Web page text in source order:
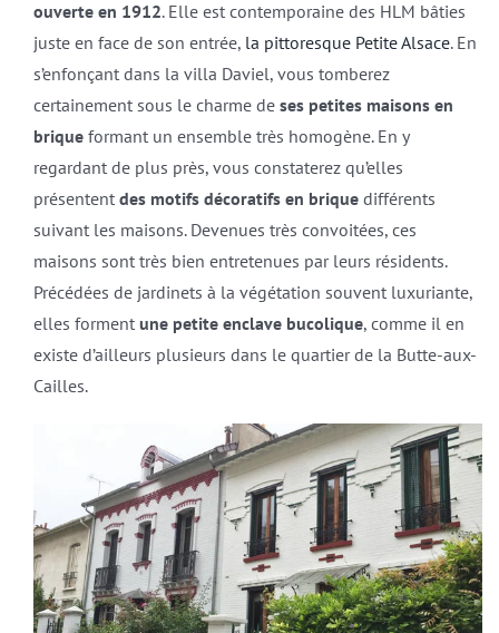
ouverte en 1912. Elle est contemporaine des HLM bâties
juste en face de son entrée, la pittoresque Petite Alsace. En
s’enfonçant dans la villa Daviel, vous tomberez
certainement sous le charme de ses petites maisons en
briqueformant un ensemble très homogène. En y
regardant de plus près, vous constaterez qu’elles
présentent des motifs décoratifs en briquedifférents
suivant les maisons. Devenues très convoitées, ces
maisons sont très bien entretenues par leurs résidents.
Précédées de jardinets à la végétation souvent luxuriante,
elles forment une petite enclave bucolique, comme il en
existe d’ailleurs plusieurs dans le quartier de la Butte-aux-
Cailles.